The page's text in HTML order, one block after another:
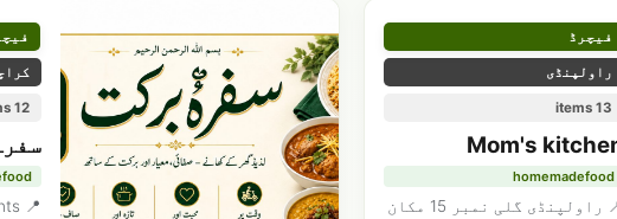
فیچرڈ
راولپنڈی
13 items
Mom's
homemadefood
📍 راولپنڈی گلی نمبر 15 مکان
12 items